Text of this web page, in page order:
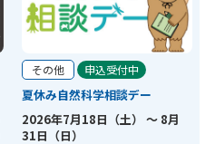
その他 申込受付中
夏休み自然科学相談デー
2026年7月18日（土） ～ 8月
31日（日）